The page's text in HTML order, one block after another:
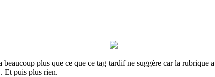
plus que ce que ce tag tardif ne suggère car la rubrique
Et puis plus rien.